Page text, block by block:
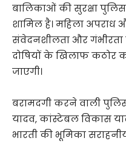
बालिकाओं की सुरक्षा
शामिल है। महिला
संवेदनशीलता और गंभीरता
दोषियों के खिलाफ कठोर
जाएगी।
बरामदगी करने वाली
यादव, कांस्टेबल विकास
भारती की भूमिका